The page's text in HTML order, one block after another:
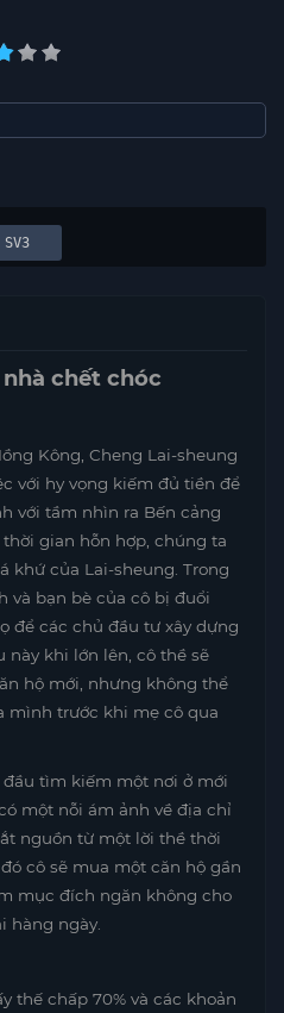
SV3
chết chóc
Kông, Cheng Lai-sheung
với hy vọng kiếm đủ tiền để
với tầm nhìn ra Bến cảng
gian hỗn hợp, chúng ta
khứ của Lai-sheung. Trong
và bạn bè của cô bị đuổi
để các chủ đầu tư xây dựng
này khi lớn lên, cô thề sẽ
hộ mới, nhưng không thể
mình trước khi mẹ cô qua
tìm kiếm một nơi ở mới
một nỗi ám ảnh về địa chỉ
nguồn từ một lời thề thời
cô sẽ mua một căn hộ gần
mục đích ngăn không cho
hàng ngày.
thế chấp 70% và các khoản